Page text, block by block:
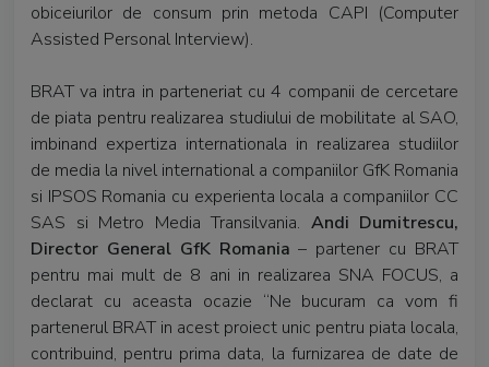
obiceiurilor de consum prin metoda CAPI (Computer
Assisted Personal Interview).
BRAT va intra in parteneriat cu 4 companii de cercetare
de piata pentru realizarea studiului de mobilitate al SAO,
imbinand expertiza internationala in realizarea studiilor
de media la nivel international a companiilor GfK Romania
si IPSOS Romania cu experienta locala a companiilor CC
SAS si Metro Media Transilvania. Andi Dumitrescu,
Director General GfK Romania – partener cu BRAT
pentru mai mult de 8 ani in realizarea SNA FOCUS, a
declarat cu aceasta ocazie “Ne bucuram ca vom fi
partenerul BRAT in acest proiect unic pentru piata locala,
contribuind, pentru prima data, la furnizarea de date de